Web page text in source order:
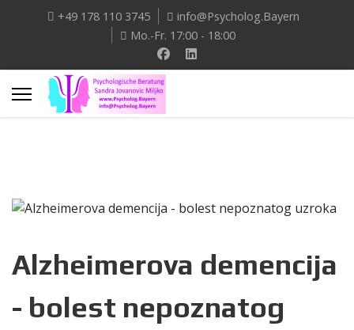
+49 178 110 3745
info@Psycholog.Bayern
Mo.-Fr. 17:00 - 18:00
Alzheimerova demencija
- bolest nepoznatog